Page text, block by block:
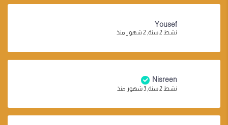
Yousef
نشط 2 سنة, 2 شهور منذ
Nisreen
نشط 2 سنة, 3 شهور منذ